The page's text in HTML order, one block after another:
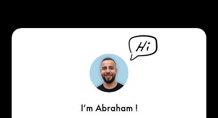
I’m Abraham !